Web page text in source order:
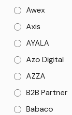
Awex
Axis
AYALA
Azo Digital
AZZA
B2B Partner
Babaco